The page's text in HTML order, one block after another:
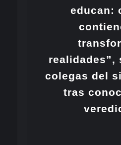
educan:
realidades”,
colegas del
tras